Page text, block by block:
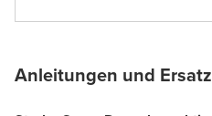
Anleitungen und